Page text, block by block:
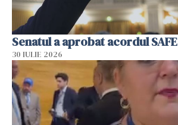
Senatul a aprobat acordul SAFE
30 IULIE 2026